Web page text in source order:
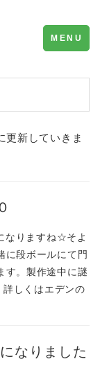
Toggle
navigation
MENU
更新していきま
なりますね☆そよ
に段ボールにて門
す。製作途中に謎
しくはエデンの
なりました